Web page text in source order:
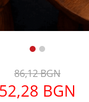
86,12 BGN
52,28 BGN